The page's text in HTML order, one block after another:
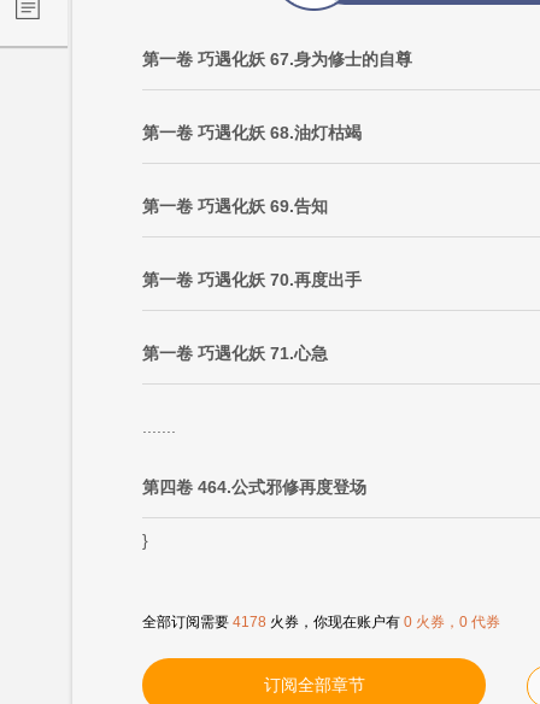
第一卷 巧遇化妖 67.身为修士的自尊
第一卷 巧遇化妖 68.油灯枯竭
第一卷 巧遇化妖 69.告知
第一卷 巧遇化妖 70.再度出手
第一卷 巧遇化妖 71.心急
第四卷 464.公式邪修再度登场
}
全部订阅需要 4178 火券，你现在账户有 0 火券，0 代券
订阅全部章节